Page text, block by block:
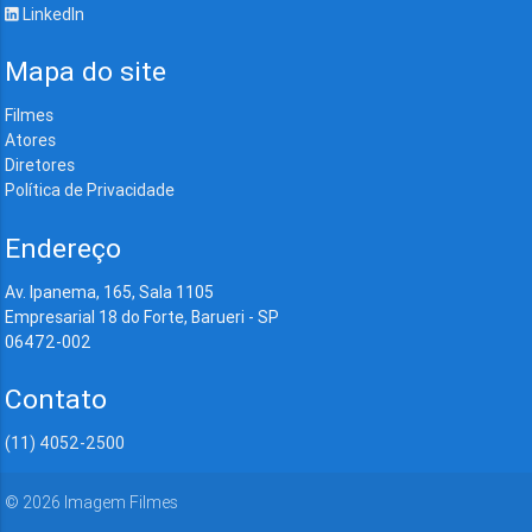
LinkedIn
Mapa do site
Filmes
Atores
Diretores
Política de Privacidade
Endereço
Av. Ipanema, 165, Sala 1105
Empresarial 18 do Forte, Barueri - SP
06472-002
Contato
(11) 4052-2500
© 2026 Imagem Filmes